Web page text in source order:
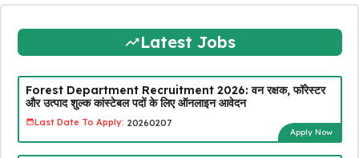
Latest Jobs
Forest Department Recruitment 2026: वन रक्षक, फॉरेस्टर
और उत्पाद शुल्क कांस्टेबल पदों के लिए ऑनलाइन आवेदन
Last Date To Apply: 20260207
Apply Now